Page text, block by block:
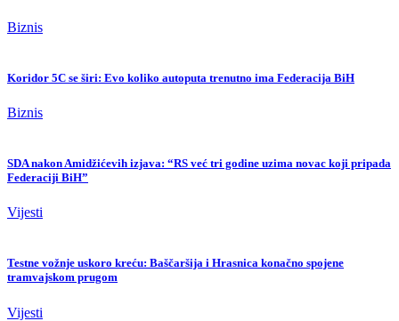
Biznis
Koridor 5C se širi: Evo koliko autoputa trenutno ima Federacija BiH
Biznis
SDA nakon Amidžićevih izjava: “RS već tri godine uzima novac koji pripada
Federaciji BiH”
Vijesti
Testne vožnje uskoro kreću: Baščaršija i Hrasnica konačno spojene
tramvajskom prugom
Vijesti